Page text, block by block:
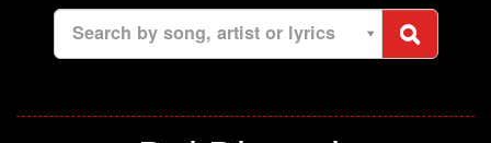
Search by song, artist or lyrics